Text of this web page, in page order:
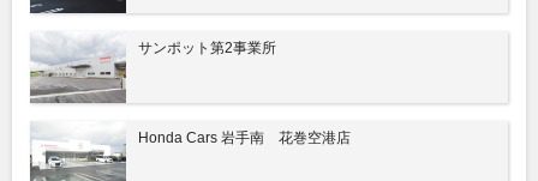
サンポット第2事業所
Honda Cars 岩手南 花巻空港店